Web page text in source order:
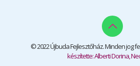
© 2022 Újbuda Fejlesztőház. Minden jog
készítette: Alberti Dorina,